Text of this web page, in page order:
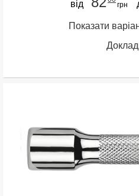
від грн
Показати